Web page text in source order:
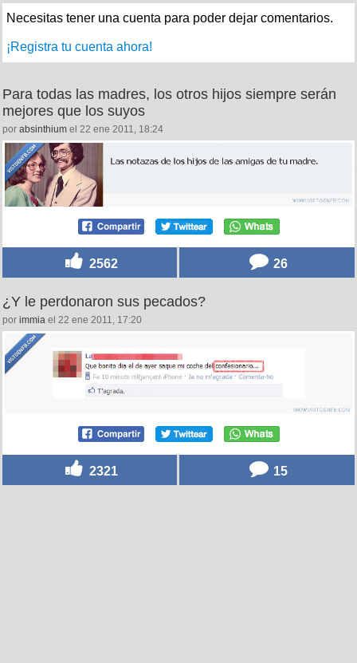
Necesitas tener una cuenta para poder dejar comentarios.
¡Registra tu cuenta ahora!
Para todas las madres, los otros hijos siempre serán
mejores que los suyos
por absinthium el 22 ene 2011, 18:24
2562 26
¿Y le perdonaron sus pecados?
por immia el 22 ene 2011, 17:20
2321 15